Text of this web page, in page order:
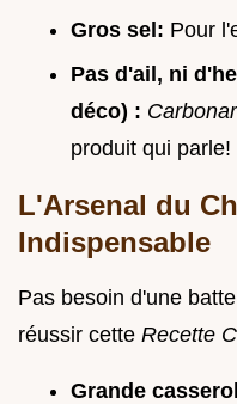
Gros sel: Pour
Pas d'ail, ni
déco) :
produit qui parle!
L'Arsenal du
Indispensable
Pas besoin d'une
réussir cette Recette
Grande